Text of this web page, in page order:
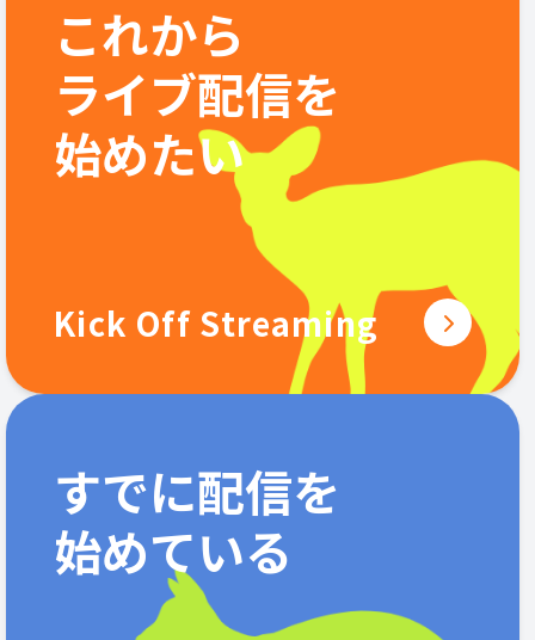
これから
ライブ配信を
始めたい
Kick Off Streaming
すでに配信を
始めている